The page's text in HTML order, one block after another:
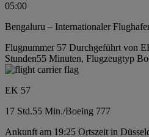
05:00
Bengaluru – Internationaler
Flugnummer 57 Durchgeführt von
Stunden55 Minuten, Flugzeugtyp
EK 57
17 Std.55 Min./Boeing 777
Ankunft am 19:25 Ortszeit in